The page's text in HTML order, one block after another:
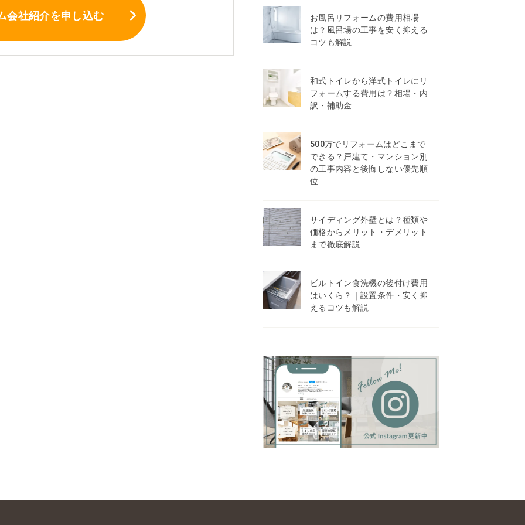
会社紹介を申し込む
お風呂リフォームの費用相場
は？風呂場の工事を安く抑える
コツも解説
和式トイレから洋式トイレにリ
フォームする費用は？相場・内
訳・補助金
500万でリフォームはどこまで
できる？戸建て・マンション別
の工事内容と後悔しない優先順
位
サイディング外壁とは？種類や
価格からメリット・デメリット
まで徹底解説
ビルトイン食洗機の後付け費用
はいくら？｜設置条件・安く抑
えるコツも解説